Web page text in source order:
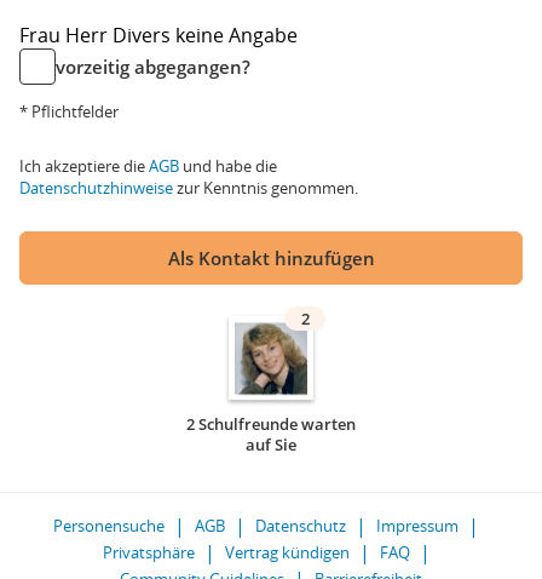
Frau Herr Divers keine Angabe
vorzeitig abgegangen?
* Pflichtfelder
Ich akzeptiere dieAGB und habe die
Datenschutzhinweisezur Kenntnis genommen.
Als Kontakt hinzufügen
2
2 Schulfreunde warten
auf Sie
Personensuche AGB Datenschutz
Impressum
Privatsphäre
Vertrag kündigen
FAQ